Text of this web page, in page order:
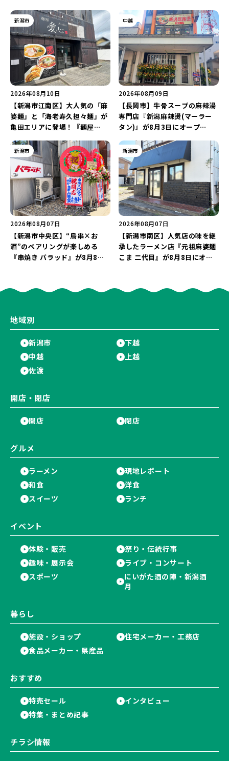
新潟市
2026年08月10日
【新潟市江南区】大人気の「麻
婆麺」と「海老寿久担々麺」が
亀田エリアに登場！『麺屋
プン予定♪
中越
2026年08月09日
【長岡市】牛骨スープの麻辣湯
専門店『新潟麻辣燙(マーラー
タン)』が8月3日にオープ
キャンペーンを実施中♪
新潟市
2026年08月07日
【新潟市中央区】“鳥串×お
酒”のペアリングが楽しめる
『串焼き バラッド』が8月8日
新潟市
2026年08月07日
【新潟市南区】人気店の味を継
承したラーメン店『元祖麻婆麺
こま 二代目』が8月8日にオー
地域別
新潟市
下越
中越
上越
佐渡
開店・閉店
開店 閉店
グルメ
ラーメン
現地レポート
和食
洋食
スイーツ
ランチ
イベント
体験・販売
祭り・伝統行事
趣味・展示会
ライブ・コンサート
スポーツ
にいがた酒の陣・新潟酒
月
暮らし
施設・ショップ
住宅メーカー・工務店
食品メーカー・県産品
おすすめ
特売セール
インタビュー
特集・まとめ記事
チラシ情報